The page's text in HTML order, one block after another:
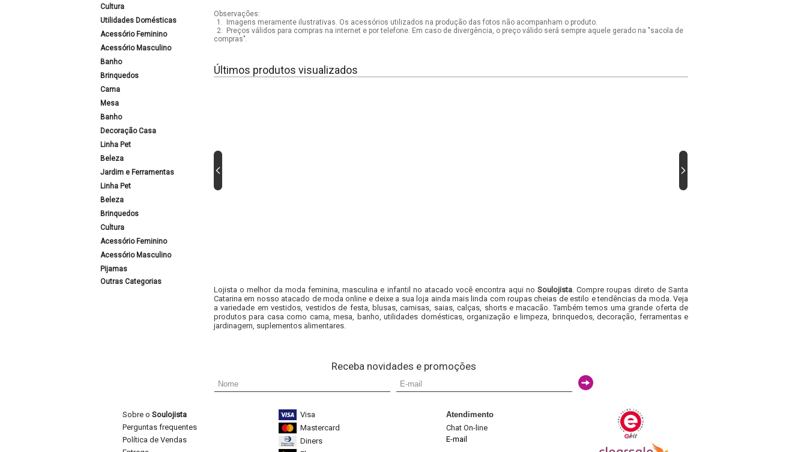
Cultura
Utilidades Domésticas
Acessório Feminino
Acessório Masculino
Banho
Brinquedos
Cama
Mesa
Banho
Decoração Casa
Linha Pet
Beleza
Jardim e Ferramentas
Linha Pet
Beleza
Brinquedos
Cultura
Acessório Feminino
Acessório Masculino
Pijamas
Outras Categorias
Observações:
1.
Imagens meramente ilustrativas. Os acessórios utilizados na produção das fotos não acompanham o produto.
2.
Preços válidos para compras na internet e por telefone. Em caso de divergência, o preço válido será sempre aquele gerado na "sacola de
compras".
Últimos produtos visualizados
Lojista o melhor da moda feminina, masculina e infantil no atacado você encontra aqui no Soulojista. Compre roupas direto de Santa
Catarina em nosso atacado de moda online e deixe a sua loja ainda mais linda com roupas cheias de estilo e tendências da moda. Veja
a variedade em vestidos, vestidos de festa, blusas, camisas, saias, calças, shorts e macacão. Também temos uma grande oferta de
produtos para casa como cama, mesa, banho, utilidades domésticas, organização e limpeza, brinquedos, decoração, ferramentas e
jardinagem, suplementos alimentares.
Receba novidades e promoções
Sobre o Soulojista
Perguntas frequentes
Política de Vendas
Visa
Mastercard
Diners
Atendimento
Chat On-line
E-mail